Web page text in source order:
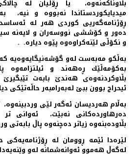
بڵاوناكه‌نه‌وه‌، یا ڕۆڵیان له‌
میدیایكوردستاندا نه‌بووه‌ و نیه‌،
ڕۆژنامه‌گه‌ریی كوردی هه‌ر له
ده‌ور و كۆششی نووسه‌ران و لایه‌نه‌
و نكۆڵی لێنه‌كراوه‌وه‌ پێوه ‌دیاره‌. .
به‌ڵكو مه‌به‌ست له‌و گۆشه‌نیگایه‌وه‌یه‌
به‌كۆمه‌ڵێك ڕه‌هه‌ند و ئیلتزامه‌وه‌
‌بڵاوكردنه‌وه‌ی هه‌ندێ بابه‌ت
ئیحراج بوون ببێ له‌به‌رامبه‌ر حاڵه‌تێكی
به‌ڵام هه‌ردیسان ئه‌گه‌ر لێی
ده‌رهاورده‌كانی نه‌بێت، ئه‌وانی تر
بڵاوده‌بنه‌وه‌ زیاتر ده‌چنه‌وه‌ پاڵ بابه‌تی
لێره‌دا ئێمه‌ ڕوومان له‌ ڕۆژنامه‌یه‌كی
له‌گه‌ڵ هه‌موو ئه‌وانه‌شمانه‌ له‌و